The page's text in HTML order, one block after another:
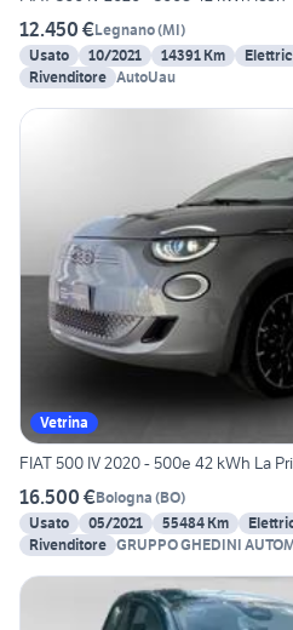
12.450 €Legnano(MI)
Usato
10/2021 14391 Km
Rivenditore AutoUau
Vetrina
FIAT 500 IV 2020 - 500e 42 kWh La
16.500 €Bologna (BO)
Usato
05/2021 55484 Km
Rivenditore GRUPPO GHEDINI